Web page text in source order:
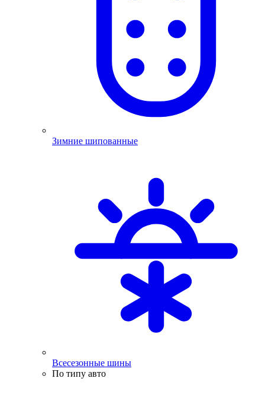
Зимние шипованные
Всесезонные шины
По типу авто